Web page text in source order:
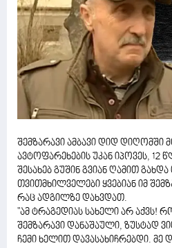
შემზარავი ამბავი დიდ დიღომში
ავტოფარეხების უკან იპოვეს, 12
შესახებ გუშინ გვიან ღამით
თვითმხილველები ყვებიან იმ
რაც ადგილზე დახვდათ.
"ამ ტრაგედიას სახელი არ აქვს!
შემზარავი დანაშაული, ზუსტად
ჩემი ხელით დავასახიჩრებდი. მე